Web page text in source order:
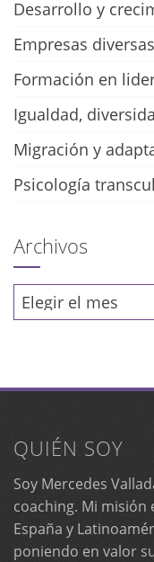
Desarrollo y
Empresas
Formación en
Igualdad,
Migración y
Psicología
Archivos
Archivos
QUIÉN SOY
Soy Mercedes
coaching. Mi misión
España y
poniendo en valor